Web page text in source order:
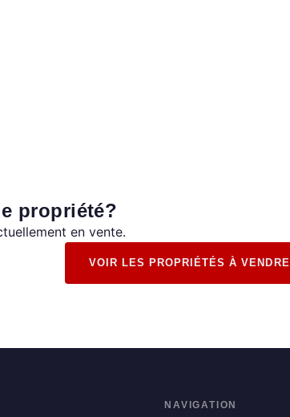
propriété?
en vente.
VOIR LES PROPRIÉTÉS À VENDRE
NAVIGATION